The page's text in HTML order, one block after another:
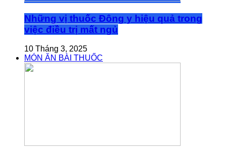
Những vị thuốc Đông y hiệu quả trong
việc điều trị mất ngủ
10 Tháng 3, 2025
MÓN ĂN BÀI THUỐC